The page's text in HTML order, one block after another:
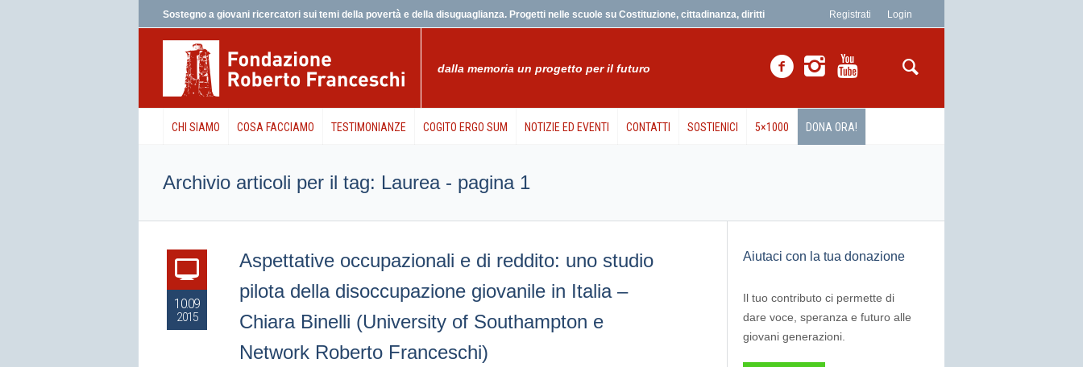
Registrati Login
Sostegno a giovani ricercatori sui temi della povertà e della disuguaglianza. Progetti nelle scuole su Costituzione, cittadinanza, diritti
dalla memoria un progetto per il futuro
CHI SIAMO COSA FACCIAMO TESTIMONIANZE COGITO ERGO SUM NOTIZIE ED EVENTI CONTATTI SOSTIENICI 5×1000 DONA ORA!
Archivio articoli per il tag: Laurea - pagina 1
10.09
2015
Aspettative occupazionali e di reddito: uno studio
pilota della disoccupazione giovanile in Italia –
Chiara Binelli (University of Southampton e
Network Roberto Franceschi)
Aiutaci con la tua donazione
Il tuo contributo ci permette di
dare voce, speranza e futuro alle
giovani generazioni.